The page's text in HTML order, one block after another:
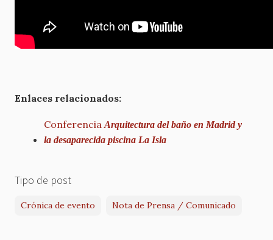
Enlaces relacionados:
Conferencia Arquitectura del baño en Madrid y
la desaparecida piscina La Isla
Tipo de post
Crónica de evento Nota de Prensa / Comunicado